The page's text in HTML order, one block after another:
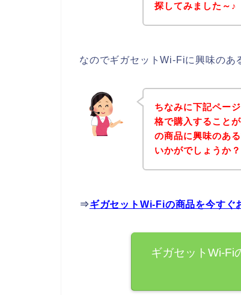
探してみました～♪
なのでギガセットWi-Fiに興味のあ
ちなみに下記ペー
格で購入すること
の商品に興味のあ
いかがでしょうか？
⇒ギガセットWi-Fiの商品を今すぐ
ギガセットWi-Fi